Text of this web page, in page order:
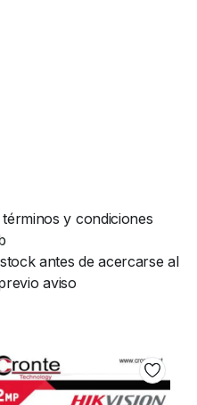
y condiciones
antes de acercarse al
aviso